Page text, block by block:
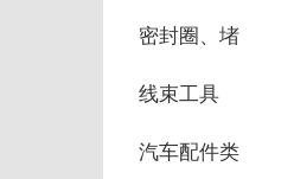
密封圈、堵
线束工具
汽车配件类